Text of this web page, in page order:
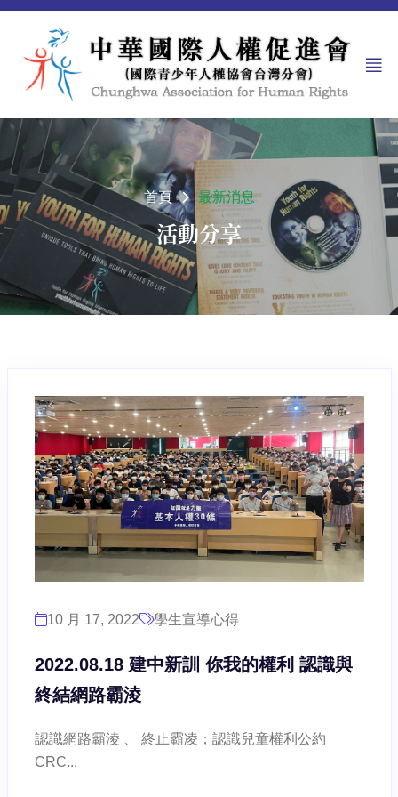
首頁 最新消息
活動分享
10 月 17, 2022 學生宣導心得
2022.08.18 建中新訓 你我的權利 認識與
終結網路霸淩
認識網路霸淩 、 終止霸凌；認識兒童權利公約
CRC...